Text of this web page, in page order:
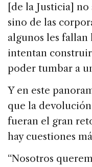
[de la Justicia]
sino de las
algunos les
intentan
poder tumbar a
Y en este
que la
fueran el gran
hay cuestiones
“Nosotros